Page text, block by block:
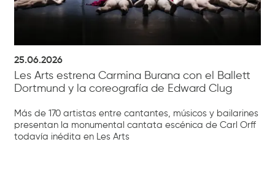
25.06.2026
Les Arts estrena Carmina Burana con el Ballett
Dortmund y la coreografía de Edward Clug
Más de 170 artistas entre cantantes, músicos y bailarines
presentan la monumental cantata escénica de Carl Orff
todavía inédita en Les Arts